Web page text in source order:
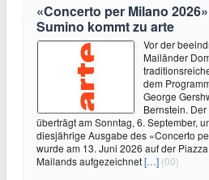
«Concerto per Milano
Sumino kommt zu arte
Vor der
Mailänder
dem
George
Bernstein.
überträgt am Sonntag, 6. September,
diesjährige Ausgabe des «Concerto
wurde am 13. Juni 2026 auf der
Mailands aufgezeichnet[…] (00)